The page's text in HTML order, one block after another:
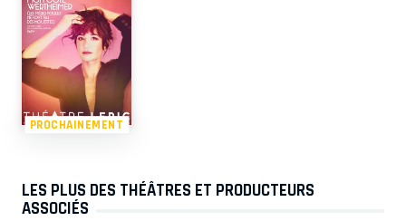
PROCHAINEMENT
LES PLUS DES THÉÂTRES ET PRODUCTEURS
ASSOCIÉS